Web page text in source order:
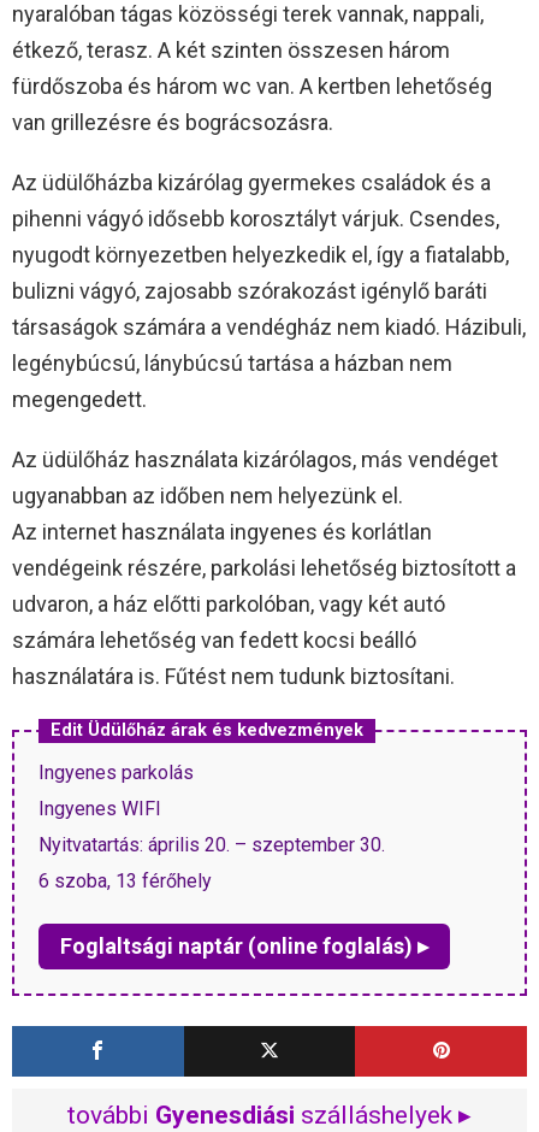
nyaralóban tágas közösségi terek vannak, nappali,
étkező, terasz. A két szinten összesen három
fürdőszoba és három wc van. A kertben lehetőség
van grillezésre és bográcsozásra.
Az üdülőházba kizárólag gyermekes családok és a
pihenni vágyó idősebb korosztályt várjuk. Csendes,
nyugodt környezetben helyezkedik el, így a fiatalabb,
bulizni vágyó, zajosabb szórakozást igénylő baráti
társaságok számára a vendégház nem kiadó. Házibuli,
legénybúcsú, lánybúcsú tartása a házban nem
megengedett.
Az üdülőház használata kizárólagos, más vendéget
ugyanabban az időben nem helyezünk el.
Az internet használata ingyenes és korlátlan
vendégeink részére, parkolási lehetőség biztosított a
udvaron, a ház előtti parkolóban, vagy két autó
számára lehetőség van fedett kocsi beálló
használatára is. Fűtést nem tudunk biztosítani.
Edit Üdülőház árak és kedvezmények
Ingyenes parkolás
Ingyenes WIFI
Nyitvatartás: április 20. – szeptember 30.
6 szoba, 13 férőhely
Foglaltsági naptár (online foglalás) ▸
további Gyenesdiási szálláshelyek ▸